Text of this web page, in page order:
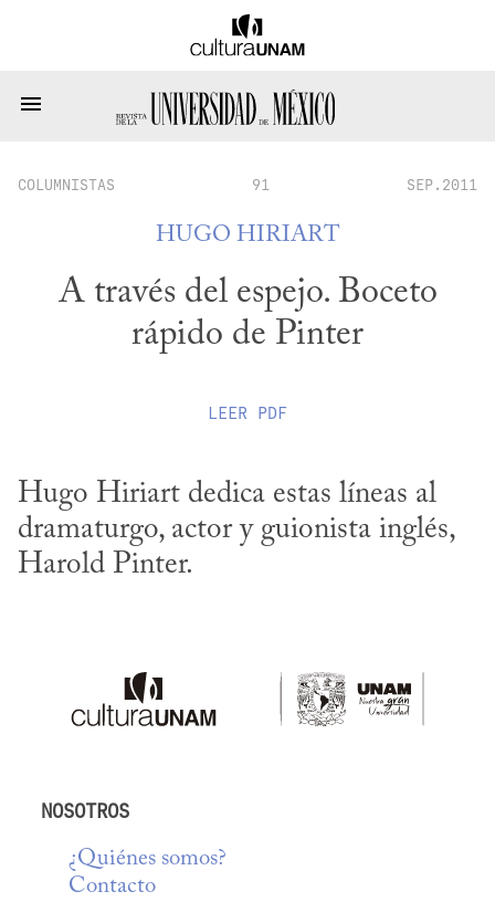
COLUMNISTAS 91 SEP.2011
HUGO HIRIART
A través del espejo. Boceto
rápido de Pinter
LEER PDF
Hugo Hiriart dedica estas líneas al
dramaturgo, actor y guionista inglés,
Harold Pinter.
NOSOTROS
¿Quiénes somos?
Contacto